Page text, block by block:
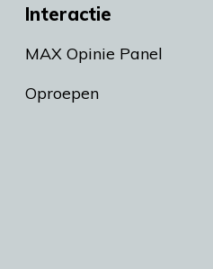
Interactie
MAX Opinie Panel
Oproepen